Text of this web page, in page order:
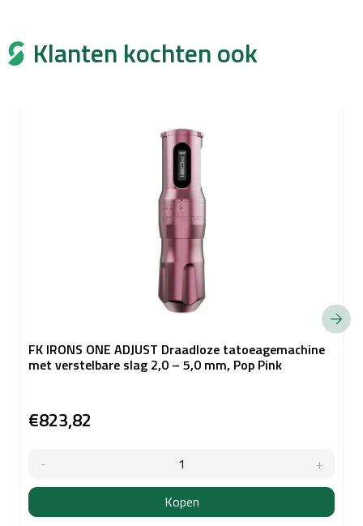
Klanten kochten ook
FK IRONS ONE ADJUST Draadloze tatoeagemachine
met verstelbare slag 2,0 – 5,0 mm, Pop Pink
€823,82
Kopen